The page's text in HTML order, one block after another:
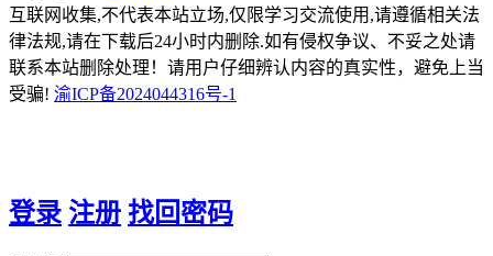
互联网收集,不代表本站立场,仅限学习交流使用,请遵循相关法
律法规,请在下载后24小时内删除.如有侵权争议、不妥之处请
联系本站删除处理！请用户仔细辨认内容的真实性，避免上当
受骗! 渝ICP备2024044316号-1
登录 注册 找回密码